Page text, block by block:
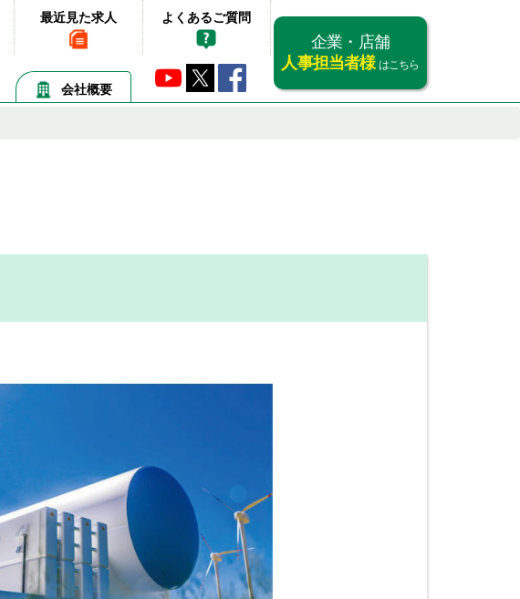
最近見た求人 よくあるご質問
企業・店舗
人事担当者様 はこちら
会社概要